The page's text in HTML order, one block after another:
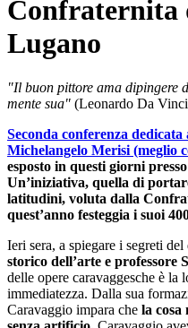
Confraternita
Lugano
"Il buon pittore ama dipingere
mente sua" (Leonardo Da
Seconda conferenza
Michelangelo Merisi (meglio
esposto in questi giorni
Un’iniziativa, quella di
latitudini, voluta dalla
quest’anno festeggia i suoi
Ieri sera, a spiegare i segreti
storico dell’arte e professore
delle opere caravaggesche è
immediatezza. Dalla sua
Caravaggio impara che la cosa